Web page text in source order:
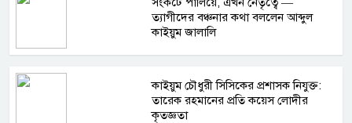
ত্যাগীদের বঞ্চনার কথা বললেন আব্দুল
কাইয়ুম জালালি
কাইয়ুম চৌধুরী সিসিকের প্রশাসক নিযুক্ত:
তারেক রহমানের প্রতি কয়েস লোদীর
কৃতজ্ঞতা